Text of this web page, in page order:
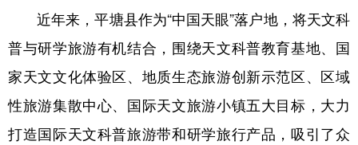
近年来，平塘县作为“中国天眼”落户地，将天文科
普与研学旅游有机结合，围绕天文科普教育基地、国
家天文文化体验区、地质生态旅游创新示范区、区域
性旅游集散中心、国际天文旅游小镇五大目标，大力
打造国际天文科普旅游带和研学旅行产品，吸引了众